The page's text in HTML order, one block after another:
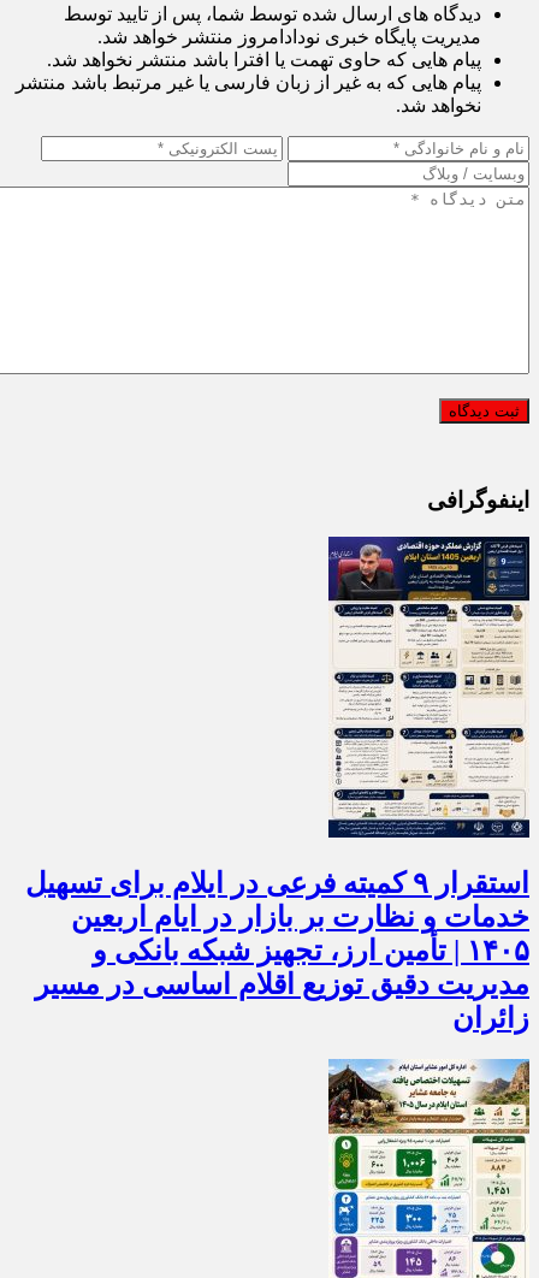
دیدگاه های ارسال شده توسط شما، پس از تایید توسط
مدیریت پایگاه خبری نودادامروز منتشر خواهد شد.
پیام هایی که حاوی تهمت یا افترا باشد منتشر نخواهد شد.
پیام هایی که به غیر از زبان فارسی یا غیر مرتبط باشد منتشر
نخواهد شد.
اینفوگرافی
استقرار ۹ کمیته فرعی در ایلام برای تسهیل
خدمات و نظارت بر بازار در ایام اربعین
۱۴۰۵ | تأمین ارز، تجهیز شبکه بانکی و
مدیریت دقیق توزیع اقلام اساسی در مسیر
زائران